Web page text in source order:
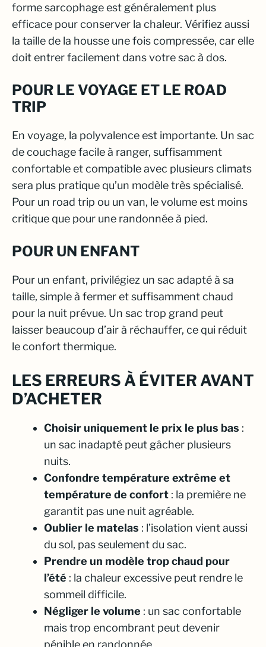
forme sarcophage est généralement plus
efficace pour conserver la chaleur. Vérifiez aussi
la taille de la housse une fois compressée, car elle
doit entrer facilement dans votre sac à dos.
POUR LE VOYAGE ET LE ROAD
TRIP
En voyage, la polyvalence est importante. Un sac
de couchage facile à ranger, suffisamment
confortable et compatible avec plusieurs climats
sera plus pratique qu’un modèle très spécialisé.
Pour un road trip ou un van, le volume est moins
critique que pour une randonnée à pied.
POUR UN ENFANT
Pour un enfant, privilégiez un sac adapté à sa
taille, simple à fermer et suffisamment chaud
pour la nuit prévue. Un sac trop grand peut
laisser beaucoup d’air à réchauffer, ce qui réduit
le confort thermique.
LES ERREURS À ÉVITER AVANT
D’ACHETER
Choisir uniquement le prix le plus bas :
un sac inadapté peut gâcher plusieurs
nuits.
Confondre température extrême et
température de confort : la première ne
garantit pas une nuit agréable.
Oublier le matelas : l’isolation vient aussi
du sol, pas seulement du sac.
Prendre un modèle trop chaud pour
l’été : la chaleur excessive peut rendre le
sommeil difficile.
Négliger le volume : un sac confortable
mais trop encombrant peut devenir
pénible en randonnée.